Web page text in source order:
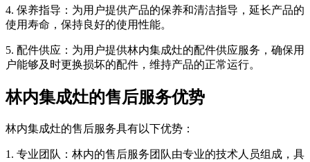
4. 保养指导：为用户提供产品的保养和清洁指导，延长产品的
使用寿命，保持良好的使用性能。
5. 配件供应：为用户提供林内集成灶的配件供应服务，确保用
户能够及时更换损坏的配件，维持产品的正常运行。
林内集成灶的售后服务优势
林内集成灶的售后服务具有以下优势：
1. 专业团队：林内的售后服务团队由专业的技术人员组成，具